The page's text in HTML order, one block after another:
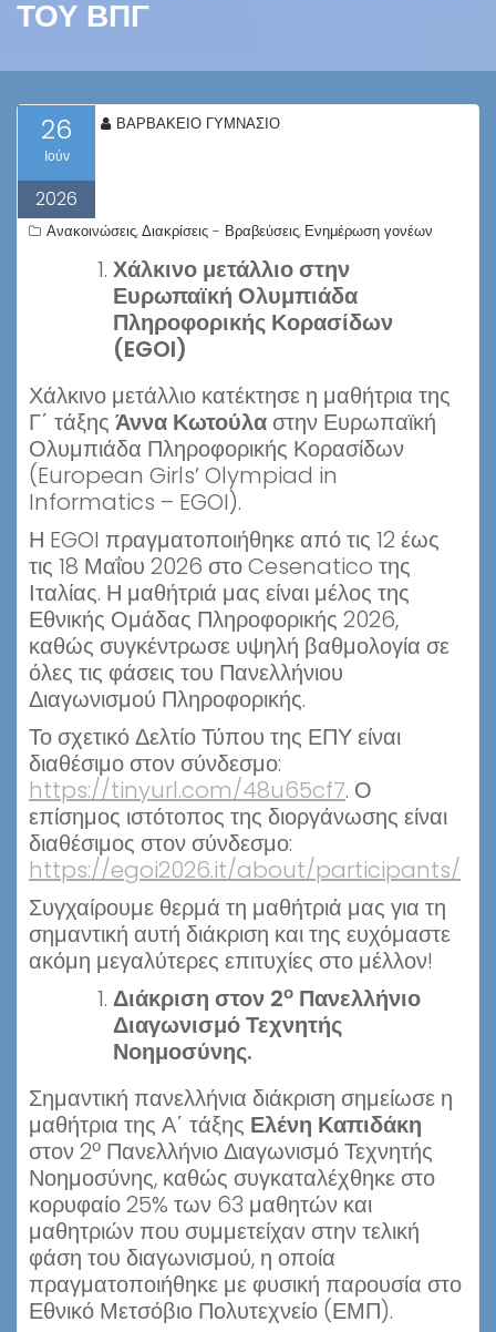
ΤΟΥ ΒΠΓ
26
Ιούν
2026
ΒΑΡΒΑΚΕΙΟ ΓΥΜΝΑΣΙΟ
Ανακοινώσεις,Διακρίσεις - Βραβεύσεις, Ενημέρωση γονέων
Χάλκινο μετάλλιο στην
Ευρωπαϊκή Ολυμπιάδα
Πληροφορικής Κορασίδων
(EGOI)
Χάλκινο μετάλλιο κατέκτησε η μαθήτρια της
Γ΄ τάξης Άννα Κωτούλα στην Ευρωπαϊκή
Ολυμπιάδα Πληροφορικής Κορασίδων
(European Girls’ Olympiad in
Informatics – EGOI).
Η EGOI πραγματοποιήθηκε από τις 12 έως
τις 18 Μαΐου 2026 στο Cesenatico της
Ιταλίας. Η μαθήτριά μας είναι μέλος της
Εθνικής Ομάδας Πληροφορικής 2026,
καθώς συγκέντρωσε υψηλή βαθμολογία σε
όλες τις φάσεις του Πανελλήνιου
Διαγωνισμού Πληροφορικής.
Το σχετικό Δελτίο Τύπου της ΕΠΥ είναι
διαθέσιμο στον σύνδεσμο:
https://tinyurl.com/48u65cf7. Ο
επίσημος ιστότοπος της διοργάνωσης είναι
διαθέσιμος στον σύνδεσμο:
https://egoi2026.it/about/participants/
Συγχαίρουμε θερμά τη μαθήτριά μας για τη
σημαντική αυτή διάκριση και της ευχόμαστε
ακόμη μεγαλύτερες επιτυχίες στο μέλλον!
Διάκριση στον 2ο Πανελλήνιο
Διαγωνισμό Τεχνητής
Νοημοσύνης.
Σημαντική πανελλήνια διάκριση σημείωσε η
μαθήτρια της Α΄ τάξης Ελένη Καπιδάκη
στον 2ο Πανελλήνιο Διαγωνισμό Τεχνητής
Νοημοσύνης, καθώς συγκαταλέχθηκε στο
κορυφαίο 25% των 63 μαθητών και
μαθητριών που συμμετείχαν στην τελική
φάση του διαγωνισμού, η οποία
πραγματοποιήθηκε με φυσική παρουσία στο
Εθνικό Μετσόβιο Πολυτεχνείο (ΕΜΠ).